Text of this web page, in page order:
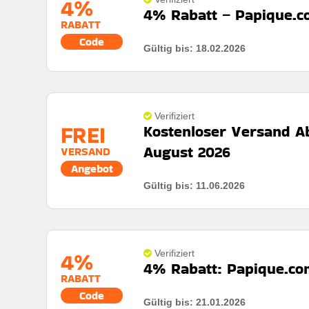
Kumulierbar: Kombiniert mit anderen Werbeaktionen
Bedingungen: Weitere Informationen finden Sie
Art des Angebots: Zeitlich begrenztes angebot
Kumulierbar: Kombiniert mit anderen
Bedingungen:Weitere Informationen finden Sie in
4%
RABATT
Code
4% Rabatt –
Gültig bis: 18.02.2026
FREI
VERSAND
Angebot
Verifiziert
Kostenloser Versand
August 2026
Gültig bis: 11.06.2026
Berechtigung:Für alle kunden
Art des Angebots:
4%
RABATT
Code
Verifiziert
4% Rabatt:
Gültig bis: 21.01.2026